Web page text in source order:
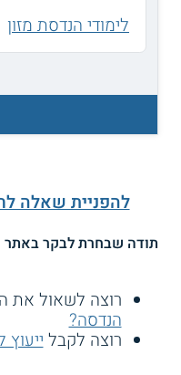
לימודי הנדסת מזון
להפניית שאלה
תודה שבחרת לבקר באתר
רוצה לשאול את
הנדסה?
רוצה לקבל